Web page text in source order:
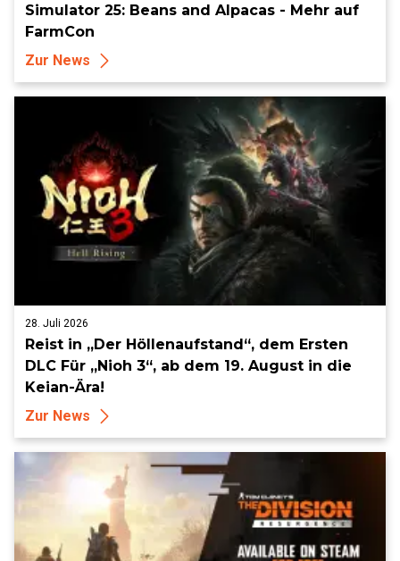
Simulator 25: Beans and Alpacas - Mehr auf
FarmCon
Zur News
28. Juli 2026
Reist in „Der Höllenaufstand“, dem Ersten
DLC Für „Nioh 3“, ab dem 19. August in die
Keian-Ära!
Zur News